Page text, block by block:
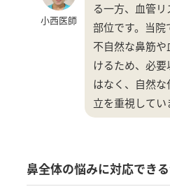
小西医師
る一方、血管
部位です。当院
不自然な鼻筋
けるため、必
はなく、自然
立を重視してい
鼻全体の悩みに対応でき